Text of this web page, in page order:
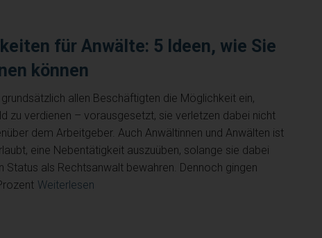
für Anwälte: 5 Ideen, wie Sie
können
allen Beschäftigten die Möglichkeit ein,
zu verdienen – vorausgesetzt, sie verletzen dabei nicht
dem Arbeitgeber. Auch Anwältinnen und Anwälten ist
eine Nebentätigkeit auszuüben, solange sie dabei
Status als Rechtsanwalt bewahren. Dennoch gingen
Weiterlesen